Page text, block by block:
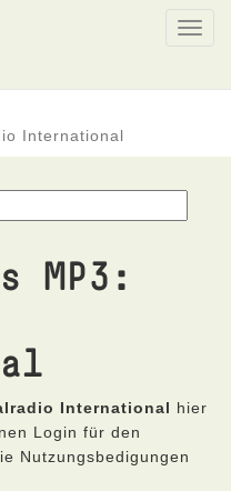
International
MP3:
International hier
Login für den
Nutzungsbedigungen